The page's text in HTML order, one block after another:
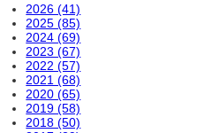
2026 (41)
2025 (85)
2024 (69)
2023 (67)
2022 (57)
2021 (68)
2020 (65)
2019 (58)
2018 (50)